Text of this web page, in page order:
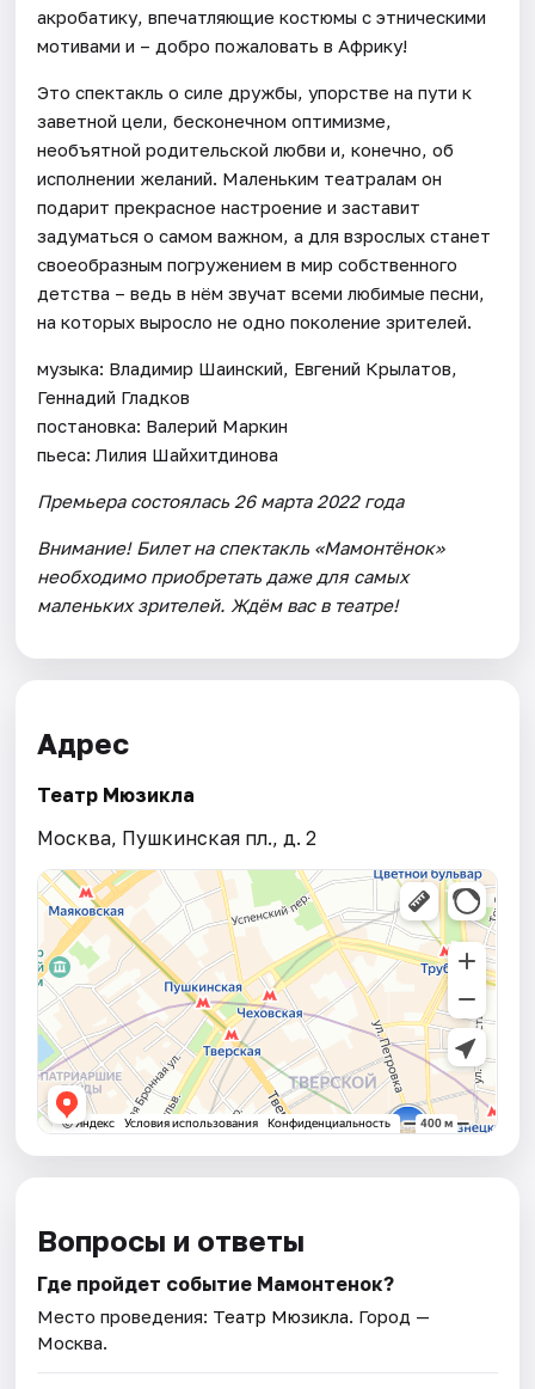
акробатику, впечатляющие костюмы с этническими
мотивами и – добро пожаловать в Африку!
Это спектакль о силе дружбы, упорстве на пути к
заветной цели, бесконечном оптимизме,
необъятной родительской любви и, конечно, об
исполнении желаний. Маленьким театралам он
подарит прекрасное настроение и заставит
задуматься о самом важном, а для взрослых станет
своеобразным погружением в мир собственного
детства – ведь в нём звучат всеми любимые песни,
на которых выросло не одно поколение зрителей.
музыка: Владимир Шаинский, Евгений Крылатов,
Геннадий Гладков
постановка: Валерий Маркин
пьеса: Лилия Шайхитдинова
Премьера состоялась 26 марта 2022 года
Внимание! Билет на спектакль «Мамонтёнок»
необходимо приобретать даже для самых
маленьких зрителей. Ждём вас в театре!
Адрес
Театр Мюзикла
Москва, Пушкинская пл., д. 2
Вопросы и ответы
Где пройдет событие Мамонтенок?
Место проведения: Театр Мюзикла. Город —
Москва.